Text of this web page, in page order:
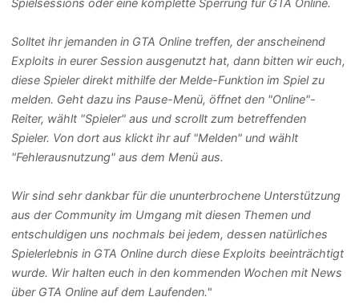
Solltet ihr jemanden in GTA Online treffen, der anscheinend
Exploits in eurer Session ausgenutzt hat, dann bitten wir euch,
diese Spieler direkt mithilfe der Melde-Funktion im Spiel zu
melden. Geht dazu ins Pause-Menü, öffnet den "Online"-
Reiter, wählt "Spieler" aus und scrollt zum betreffenden
Spieler. Von dort aus klickt ihr auf "Melden" und wählt
"Fehlerausnutzung" aus dem Menü aus.
Wir sind sehr dankbar für die ununterbrochene Unterstützung
aus der Community im Umgang mit diesen Themen und
entschuldigen uns nochmals bei jedem, dessen natürliches
Spielerlebnis in GTA Online durch diese Exploits beeinträchtigt
wurde. Wir halten euch in den kommenden Wochen mit News
über GTA Online auf dem Laufenden."